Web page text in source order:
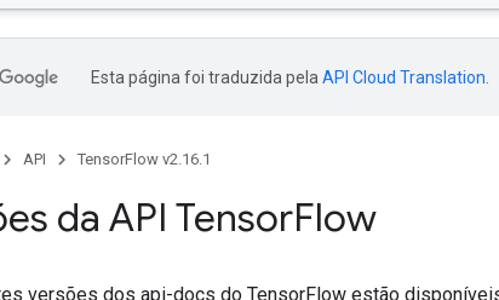
Esta página foi traduzida pela API Cloud Translation
API TensorFlow v2.16.1
da API TensorFlow
versões dos api-docs do TensorFlow estão